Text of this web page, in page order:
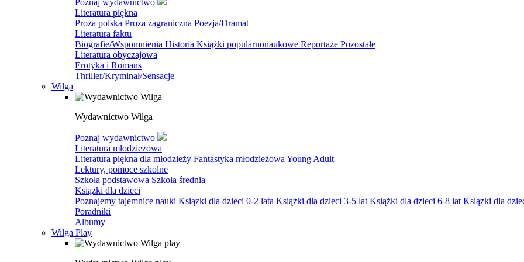
Poznaj wydawnictwo
Literatura piękna
Proza polska Proza zagraniczna Poezja/Dramat
Literatura faktu
Biografie/Wspomnienia Historia Książki popularnonaukowe Reportaże Pozostałe
Literatura obyczajowa
Erotyka i Romans
Thriller/Kryminał/Sensacje
Wilga
Wydawnictwo Wilga
Poznaj wydawnictwo
Literatura młodzieżowa
Literatura piękna dla młodzieży Fantastyka młodzieżowa Young Adult
Lektury, pomoce szkolne
Szkoła podstawowa Szkoła średnia
Książki dla dzieci
Poznajemy tajemnice nauki Ksiązki dla dzieci 0-2 lata Książki dla dzieci 3-5 lat Książki dla dzieci 6-8 lat Ksiązki dla
Poradniki
Albumy
Wilga Play